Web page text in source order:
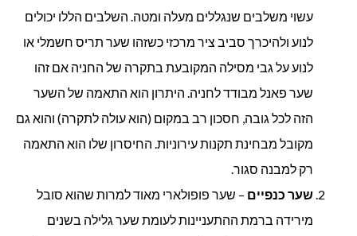
עשוי משלבים שנגללים מעלה ומטה. השלבים הללו יכולים
לנוע ולהיכרך סביב ציר מרכזי כשזהו שער תריס חשמלי או
לנוע על גבי מסילה המקובעת בתקרה של החניה אם זהו
שער פאנל מבודד לחניה. היתרון הוא התאמה של השער
הזה לכל גובה, חסכון רב במקום (הוא עולה לתקרה) והוא גם
מקובל מבחינת תקנות עירוניות. החיסרון שלו הוא התאמה
רק למבנה סגור.
שער כנפיים – שער פופולארי מאוד למרות שהוא סובל
מירידה ברמת ההתעניינות לעומת שער גלילה בשנים